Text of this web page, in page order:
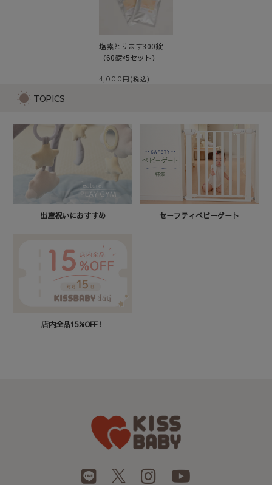
塩素とります300錠
（60錠×5セット）
4,000
TOPICS
出産祝いにおすすめ セーフティベビーゲート
店内全品15%OFF！